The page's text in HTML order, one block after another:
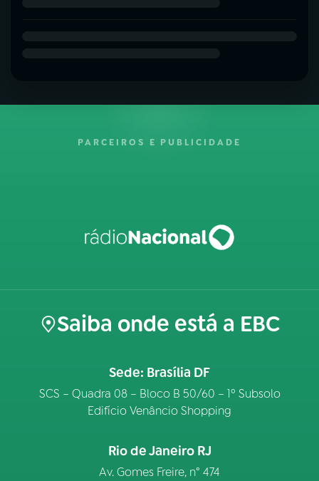
PARCEIROS E PUBLICIDADE
Saiba onde está a EBC
Sede: Brasília DF
SCS – Quadra 08 – Bloco B 50/60 – 1º Subsolo
Edifício Venâncio Shopping
Rio de Janeiro RJ
Av. Gomes Freire, n° 474